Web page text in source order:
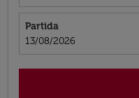
Partida
fc-booking-departure-
13/08/2026